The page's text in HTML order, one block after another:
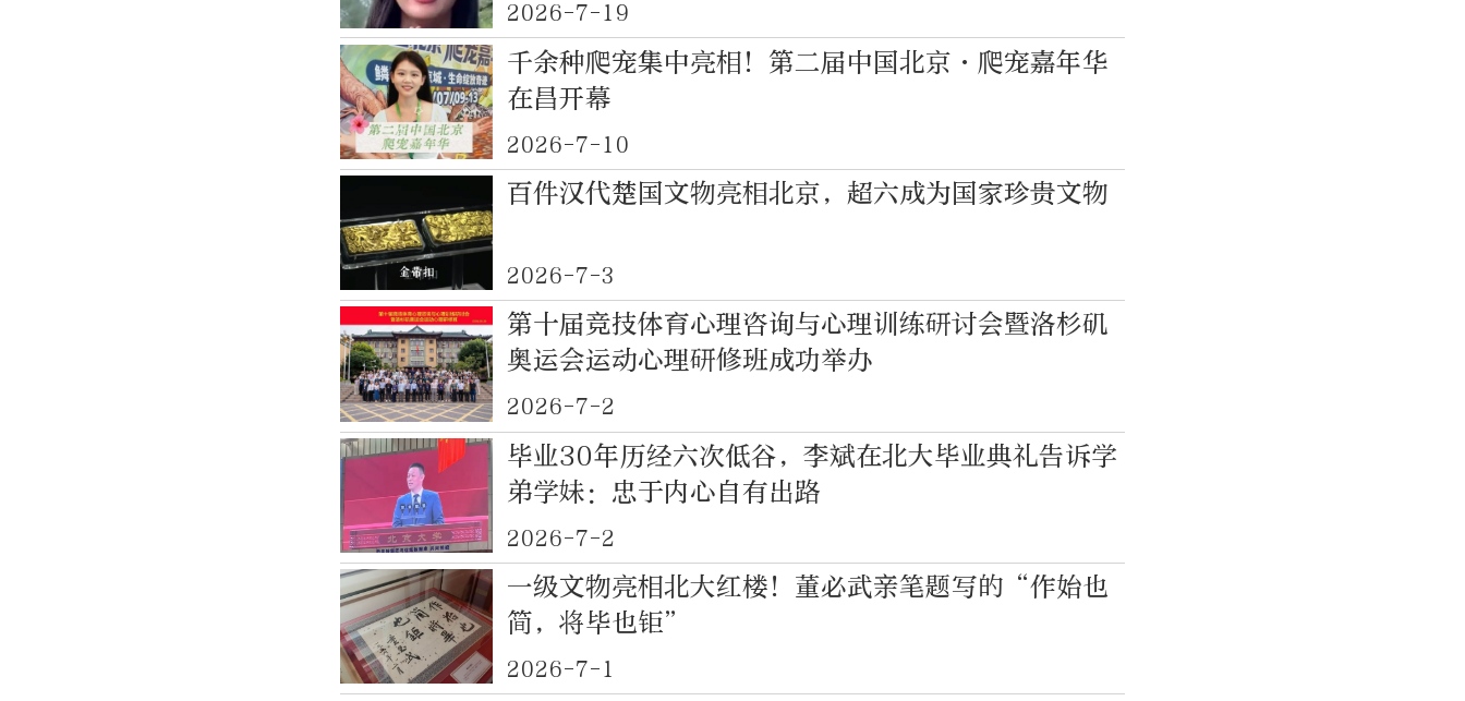
2026-7-19
千余种爬宠集中亮相！第二届中国北京·爬宠嘉年华
在昌开幕
2026-7-10
百件汉代楚国文物亮相北京，超六成为国家珍贵文物
2026-7-3
第十届竞技体育心理咨询与心理训练研讨会暨洛杉矶
奥运会运动心理研修班成功举办
2026-7-2
毕业30年历经六次低谷，李斌在北大毕业典礼告诉学
弟学妹：忠于内心自有出路
2026-7-2
一级文物亮相北大红楼！董必武亲笔题写的“作始也
简，将毕也钜”
2026-7-1